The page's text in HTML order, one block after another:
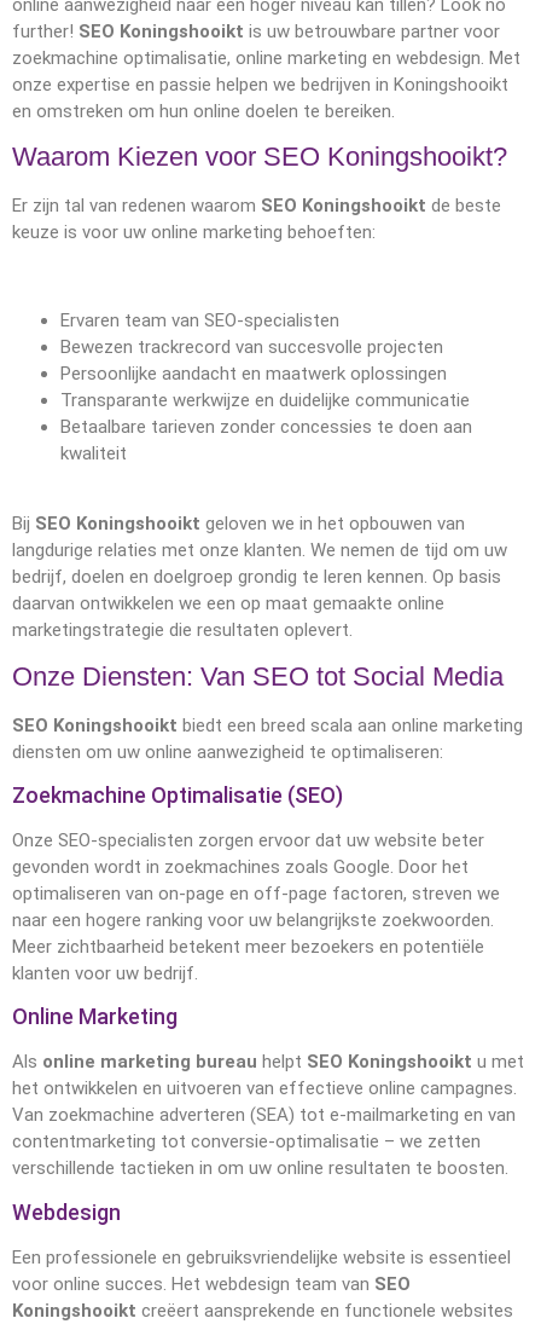
further! SEO Koningshooikt is uw betrouwbare partner voor
zoekmachine optimalisatie, online marketing en webdesign. Met
onze expertise en passie helpen we bedrijven in Koningshooikt
en omstreken om hun online doelen te bereiken.
Waarom Kiezen voor SEO Koningshooikt?
Er zijn tal van redenen waarom SEO Koningshooikt de beste
keuze is voor uw online marketing behoeften:
Ervaren team van SEO-specialisten
Bewezen trackrecord van succesvolle projecten
Persoonlijke aandacht en maatwerk oplossingen
Transparante werkwijze en duidelijke communicatie
Betaalbare tarieven zonder concessies te doen aan
kwaliteit
Bij SEO Koningshooikt geloven we in het opbouwen van
langdurige relaties met onze klanten. We nemen de tijd om uw
bedrijf, doelen en doelgroep grondig te leren kennen. Op basis
daarvan ontwikkelen we een op maat gemaakte online
marketingstrategie die resultaten oplevert.
Onze Diensten: Van SEO tot Social Media
SEO Koningshooikt biedt een breed scala aan online marketing
diensten om uw online aanwezigheid te optimaliseren:
Zoekmachine Optimalisatie (SEO)
Onze SEO-specialisten zorgen ervoor dat uw website beter
gevonden wordt in zoekmachines zoals Google. Door het
optimaliseren van on-page en off-page factoren, streven we
naar een hogere ranking voor uw belangrijkste zoekwoorden.
Meer zichtbaarheid betekent meer bezoekers en potentiële
klanten voor uw bedrijf.
Online Marketing
Als online marketing bureau helpt SEO Koningshooikt u met
het ontwikkelen en uitvoeren van effectieve online campagnes.
Van zoekmachine adverteren (SEA) tot e-mailmarketing en van
contentmarketing tot conversie-optimalisatie – we zetten
verschillende tactieken in om uw online resultaten te boosten.
Webdesign
Een professionele en gebruiksvriendelijke website is essentieel
voor online succes. Het webdesign team van SEO
Koningshooikt creëert aansprekende en functionele websites